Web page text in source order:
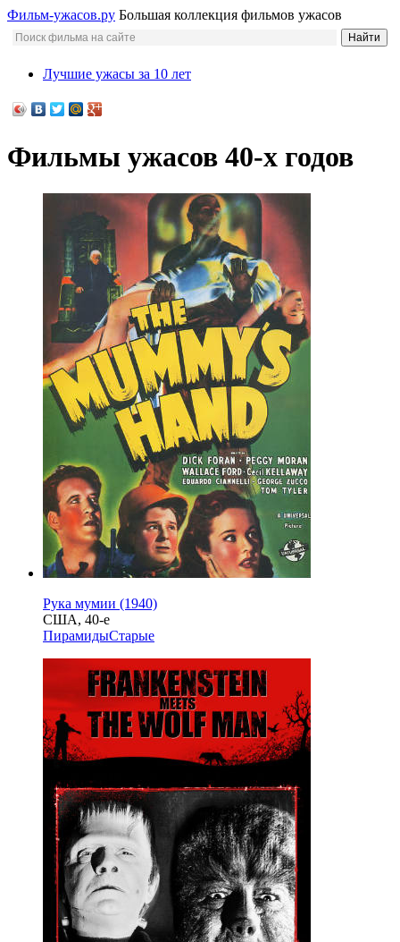
Фильм-ужасов.ру Большая коллекция фильмов ужасов
Лучшие ужасы за 10 лет
Фильмы ужасов 40-х годов
Рука мумии (1940)
США, 40-е
ПирамидыСтарые